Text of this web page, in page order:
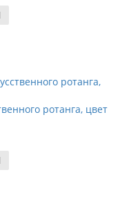
ротанга, цвет